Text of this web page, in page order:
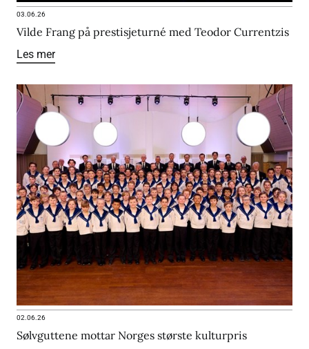
03.06.26
Vilde Frang på prestisjeturné med Teodor Currentzis
Les mer
02.06.26
Sølvguttene mottar Norges største kulturpris